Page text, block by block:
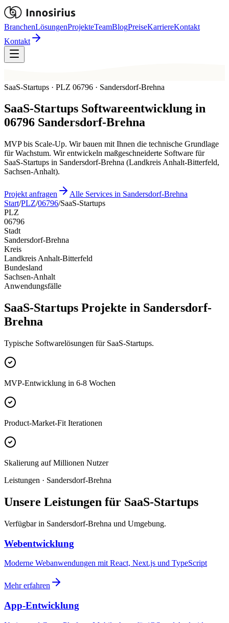
BranchenLösungenProjekteTeamBlogPreiseKarriereKontakt
Kontakt
SaaS-Startups · PLZ 06796 · Sandersdorf-Brehna
SaaS-Startups Softwareentwicklung in
06796 Sandersdorf-Brehna
MVP bis Scale-Up. Wir bauen mit Ihnen die technische Grundlage
für Wachstum. Wir entwickeln maßgeschneiderte Software für
SaaS-Startups in Sandersdorf-Brehna (Landkreis Anhalt-Bitterfeld,
Sachsen-Anhalt).
Projekt anfragen
Alle Services in Sandersdorf-Brehna
Start/PLZ/06796/SaaS-Startups
PLZ
06796
Stadt
Sandersdorf-Brehna
Kreis
Landkreis Anhalt-Bitterfeld
Bundesland
Sachsen-Anhalt
Anwendungsfälle
SaaS-Startups Projekte in Sandersdorf-
Brehna
Typische Softwarelösungen für SaaS-Startups.
MVP-Entwicklung in 6-8 Wochen
Product-Market-Fit Iterationen
Skalierung auf Millionen Nutzer
Leistungen · Sandersdorf-Brehna
Unsere Leistungen für SaaS-Startups
Verfügbar in Sandersdorf-Brehna und Umgebung.
Webentwicklung
Moderne Webanwendungen mit React, Next.js und TypeScript
Mehr erfahren
App-Entwicklung